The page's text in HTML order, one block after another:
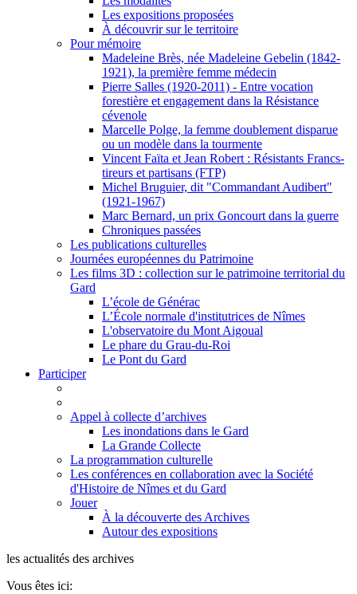
Les expositions proposées
À découvrir sur le territoire
Pour mémoire
Madeleine Brès, née Madeleine Gebelin (1842-
1921), la première femme médecin
Pierre Salles (1920-2011) - Entre vocation
forestière et engagement dans la Résistance
cévenole
Marcelle Polge, la femme doublement disparue
ou un modèle dans la tourmente
Vincent Faïta et Jean Robert : Résistants Francs-
tireurs et partisans (FTP)
Michel Bruguier, dit "Commandant Audibert"
(1921-1967)
Marc Bernard, un prix Goncourt dans la guerre
Chroniques passées
Les publications culturelles
Journées européennes du Patrimoine
Les films 3D : collection sur le patrimoine territorial du
Gard
L’école de Générac
L’École normale d'institutrices de Nîmes
L'observatoire du Mont Aigoual
Le phare du Grau-du-Roi
Le Pont du Gard
Participer
Appel à collecte d’archives
Les inondations dans le Gard
La Grande Collecte
La programmation culturelle
Les conférences en collaboration avec la Société
d'Histoire de Nîmes et du Gard
Jouer
À la découverte des Archives
Autour des expositions
les actualités des archives
Vous êtes ici: